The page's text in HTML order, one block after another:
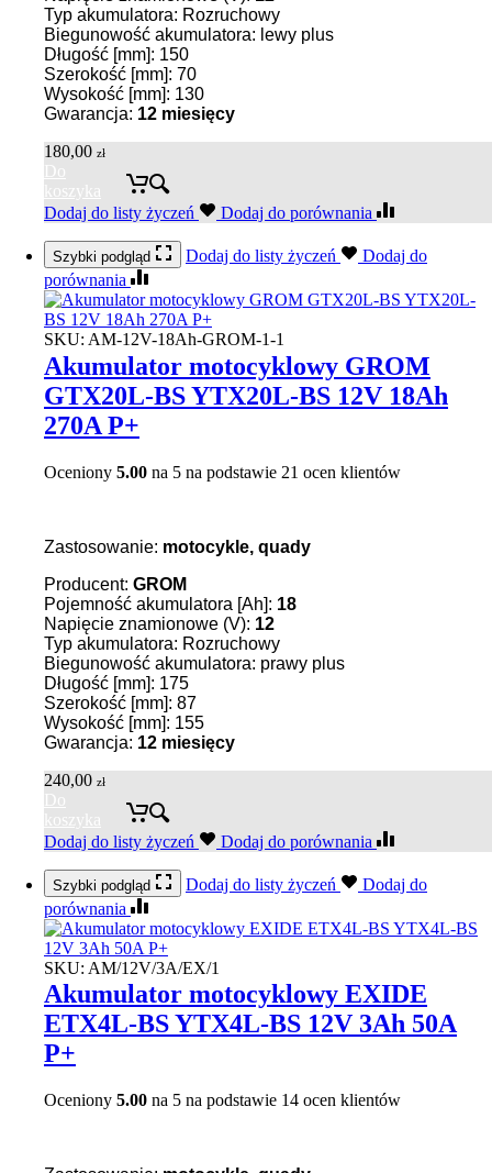
Typ akumulatora: Rozruchowy
Biegunowość akumulatora: lewy plus
Długość [mm]: 150
Szerokość [mm]: 70
Wysokość [mm]: 130
Gwarancja: 12 miesięcy
180,00 zł
Do
koszyka
Dodaj do listy życzeń
Dodaj do porównania
Szybki podgląd Dodaj do listy życzeń
Dodaj do
porównania
SKU: AM-12V-18Ah-GROM-1-1
Akumulator motocyklowy GROM
GTX20L-BS YTX20L-BS 12V 18Ah
270A P+
Oceniony 5.00 na 5 na podstawie 21 ocen klientów
Zastosowanie: motocykle, quady
Producent: GROM
Pojemność akumulatora [Ah]: 18
Napięcie znamionowe (V): 12
Typ akumulatora: Rozruchowy
Biegunowość akumulatora: prawy plus
Długość [mm]: 175
Szerokość [mm]: 87
Wysokość [mm]: 155
Gwarancja: 12 miesięcy
240,00 zł
Do
koszyka
Dodaj do listy życzeń
Dodaj do porównania
Szybki podgląd Dodaj do listy życzeń
Dodaj do
porównania
SKU: AM/12V/3A/EX/1
Akumulator motocyklowy EXIDE
ETX4L-BS YTX4L-BS 12V 3Ah 50A
P+
Oceniony 5.00 na 5 na podstawie 14 ocen klientów